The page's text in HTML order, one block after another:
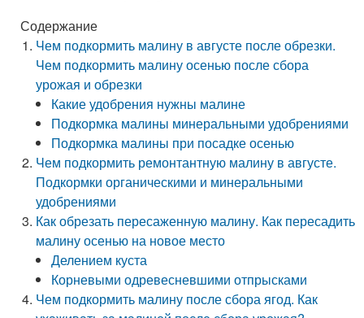
Содержание
Чем подкормить малину в августе после обрезки.
Чем подкормить малину осенью после сбора
урожая и обрезки
Какие удобрения нужны малине
Подкормка малины минеральными удобрениями
Подкормка малины при посадке осенью
Чем подкормить ремонтантную малину в августе.
Подкормки органическими и минеральными
удобрениями
Как обрезать пересаженную малину. Как пересадить
малину осенью на новое место
Делением куста
Корневыми одревесневшими отпрысками
Чем подкормить малину после сбора ягод. Как